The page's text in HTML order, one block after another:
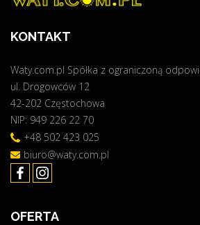
KONTAKT
Waty.com.pl Spółka z ograniczoną
ul. Drogowców 12
42-202 Częstochowa
NIP: 949 226 22 70
+48 502 423 025
biuro@waty.com.pl
OFERTA